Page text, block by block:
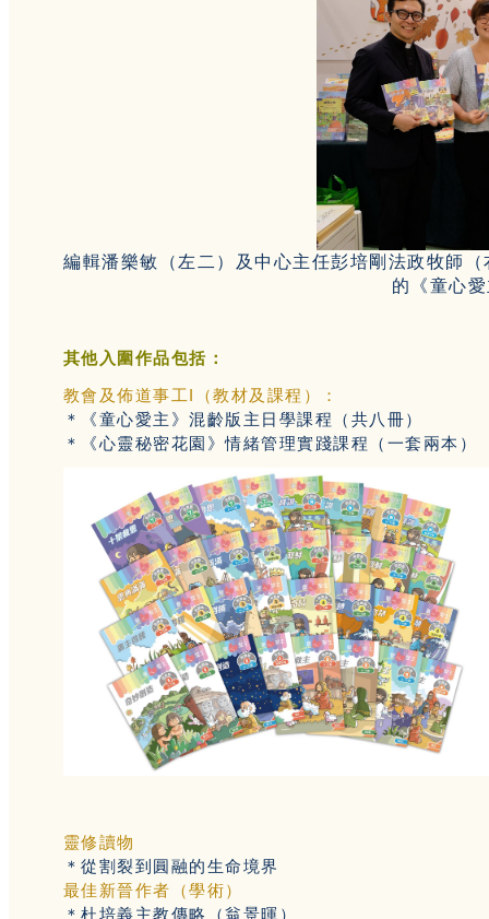
編輯潘樂敏（左二）及中心主任彭培剛法政牧師
的《童心
其他入圍作品包括：
教會及佈道事工I（教材及課程）：
＊《童心愛主》混齡版主日學課程（共八冊）
＊《心靈秘密花園》情緒管理實踐課程（一套兩本）
靈修讀物
＊從割裂到圓融的生命境界
最佳新晉作者（學術）
＊杜培義主教傳略（翁景暉）